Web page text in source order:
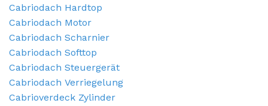
Cabriodach Hardtop
Cabriodach Motor
Cabriodach Scharnier
Cabriodach Softtop
Cabriodach Steuergerät
Cabriodach Verriegelung
Cabrioverdeck Zylinder